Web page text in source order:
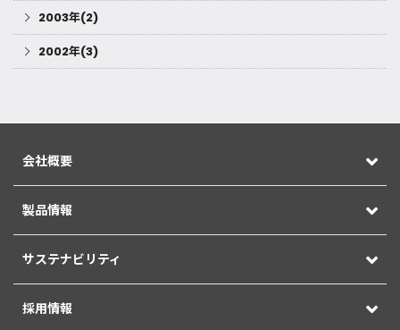
2003年(2)
2002年(3)
会社概要
製品情報
サステナビリティ
採用情報